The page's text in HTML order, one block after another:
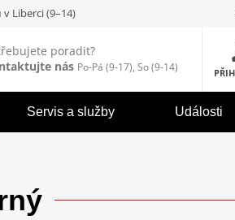
v Liberci (9–14)
poradit?
nás Po-Pá (9-17), So (9-14)
Servis a služby Události